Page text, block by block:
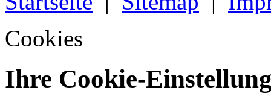
Cookies
Ihre Cookie-